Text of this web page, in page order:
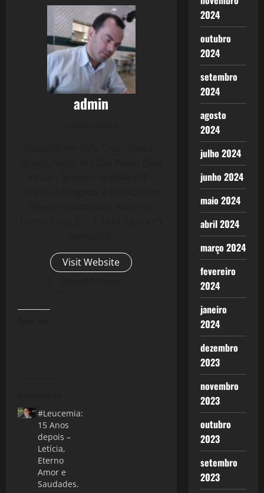
admin
Visit Website
#Leucemia:
15 Anos
depois –
Letícia,
Eterno
Amor e
Saudades.
2024
outubro
2024
setembro
2024
agosto
2024
julho 2024
junho 2024
maio 2024
abril 2024
março 2024
fevereiro
2024
janeiro
2024
dezembro
2023
novembro
2023
outubro
2023
setembro
2023